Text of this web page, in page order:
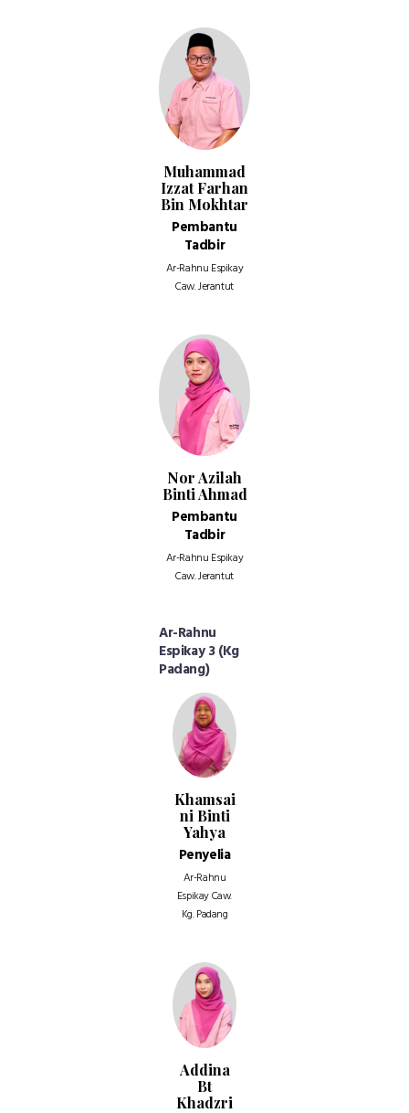
Muhammad
Izzat Farhan
Bin Mokhtar
Pembantu
Tadbir
Ar-Rahnu Espikay
Caw. Jerantut
Nor Azilah
Binti Ahmad
Pembantu
Tadbir
Ar-Rahnu Espikay
Caw. Jerantut
Ar-Rahnu
Espikay 3 (Kg
Padang)
Khamsai
ni Binti
Yahya
Penyelia
Ar-Rahnu
Espikay Caw.
Kg. Padang
Addina
Bt
Khadzri